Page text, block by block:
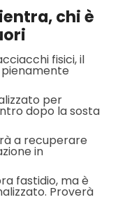
chi è
fisici, il
per
dopo la sosta
a recuperare
in
fastidio, ma è
Proverà